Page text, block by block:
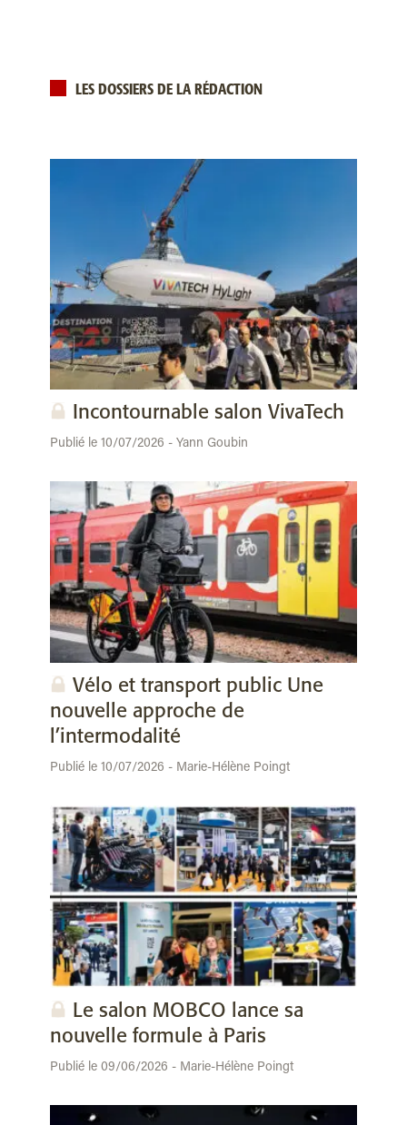
LES DOSSIERS DE LA RÉDACTION
Incontournable salon VivaTech
Publié le 10/07/2026 - Yann Goubin
Vélo et transport public Une
nouvelle approche de
l’intermodalité
Publié le 10/07/2026 - Marie-Hélène Poingt
Le salon MOBCO lance sa
nouvelle formule à Paris
Publié le 09/06/2026 - Marie-Hélène Poingt